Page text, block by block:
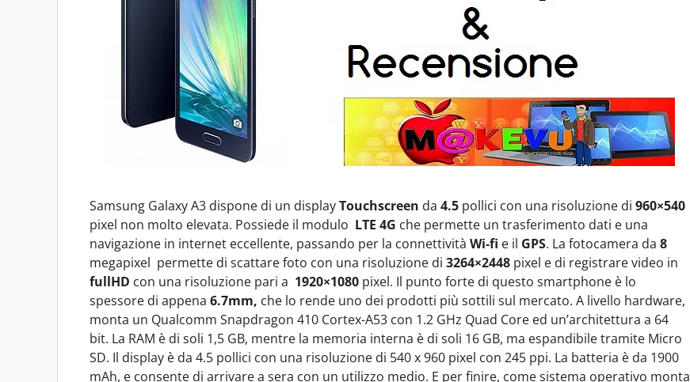
Samsung Galaxy A3 dispone di un displayTouchscreen da 4.5 pollici con una risoluzione di 960×540
pixel non molto elevata. Possiede il modulo LTE 4G che permette un trasferimento dati e una
navigazione in internet eccellente, passando per la connettività Wi-fi e il GPS. La fotocamera da 8
megapixel permette di scattare foto con una risoluzione di 3264×2448 pixel e di registrare video in
fullHD con una risoluzione pari a 1920×1080 pixel. Il punto forte di questo smartphone è lo
spessore di appena 6.7mm, che lo rende uno dei prodotti più sottili sul mercato. A livello hardware,
monta un Qualcomm Snapdragon 410 Cortex-A53 con 1.2 GHz Quad Core ed un’architettura a 64
bit. La RAM è di soli 1,5 GB, mentre la memoria interna è di soli 16 GB, ma espandibile tramite Micro
SD. Il display è da 4.5 pollici con una risoluzione di 540 x 960 pixel con 245 ppi. La batteria è da 1900
mAh, e consente di arrivare a sera con un utilizzo medio. E per finire, come sistema operativo monta